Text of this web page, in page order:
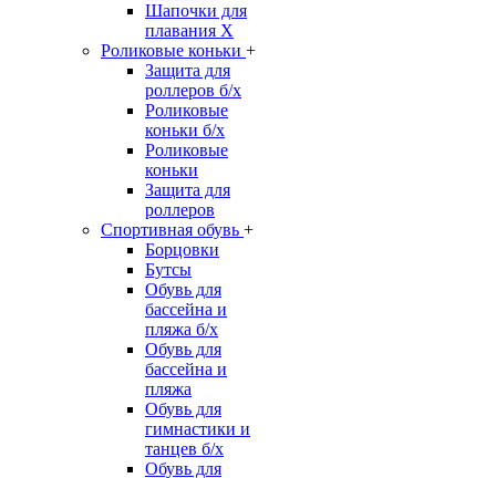
Шапочки для
плавания Х
Роликовые коньки +
Защита для
роллеров б/х
Роликовые
коньки б/х
Роликовые
коньки
Защита для
роллеров
Спортивная обувь +
Борцовки
Бутсы
Обувь для
бассейна и
пляжа б/х
Обувь для
бассейна и
пляжа
Обувь для
гимнастики и
танцев б/х
Обувь для